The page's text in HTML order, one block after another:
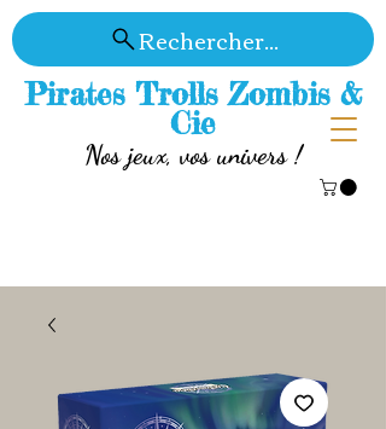
Pirates Trolls Zombis &
Cie
Nos jeux, vos univers !
Rechercher...